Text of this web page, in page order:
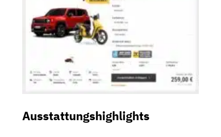
Ausstattungshighlights